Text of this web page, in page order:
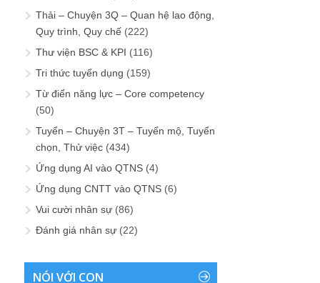
Thải – Chuyện 3Q – Quan hệ lao động,
Quy trình, Quy chế (222)
Thư viện BSC & KPI (116)
Tri thức tuyển dụng (159)
Từ điển năng lực – Core competency
(50)
Tuyển – Chuyện 3T – Tuyển mộ, Tuyển
chọn, Thử việc (434)
Ứng dụng AI vào QTNS (4)
Ứng dụng CNTT vào QTNS (6)
Vui cười nhân sự (86)
Đánh giá nhân sự (22)
NÓI VỚI CON